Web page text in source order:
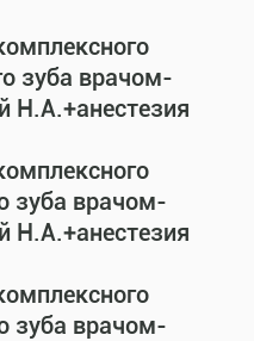
зуба врачом-
Н.А.+анестезия
зуба врачом-
Н.А.+анестезия
зуба врачом-